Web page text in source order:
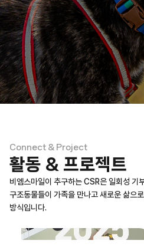
비엠스마일의
정기적인 기부, 보호소 후원, 봉사활동,
다해 구조동물들을 위한 활
Connect & Project
활동 & 프로젝트
비엠스마일이 추구하는 CSR은 일회성 기
구조동물들이 가족을 만나고 새로운 삶으
방식입니다.